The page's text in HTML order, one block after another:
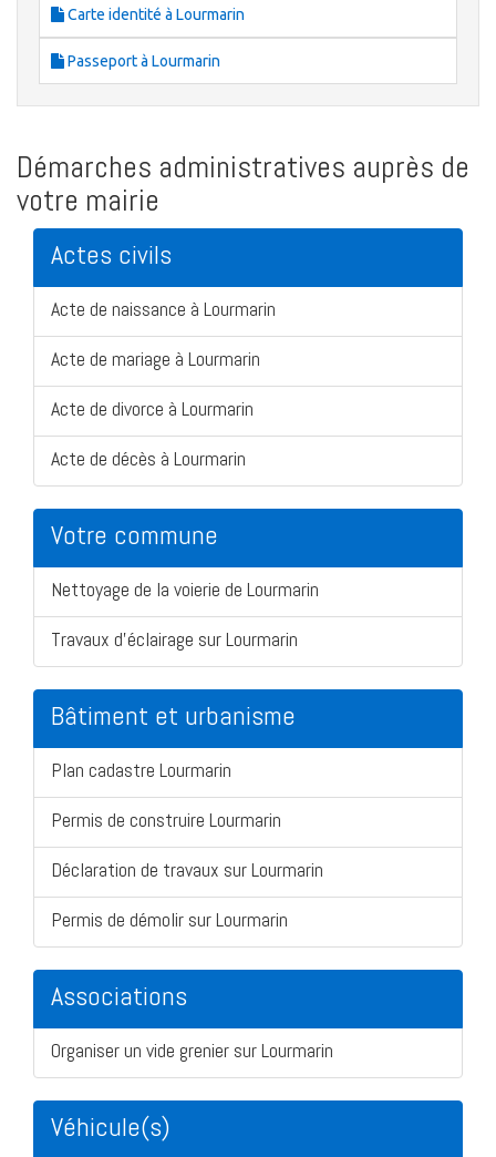
Carte identité à Lourmarin
Passeport à Lourmarin
Démarches administratives auprès de
votre mairie
Actes civils
Acte de naissance à Lourmarin
Acte de mariage à Lourmarin
Acte de divorce à Lourmarin
Acte de décès à Lourmarin
Votre commune
Nettoyage de la voierie de Lourmarin
Travaux d'éclairage sur Lourmarin
Bâtiment et urbanisme
Plan cadastre Lourmarin
Permis de construire Lourmarin
Déclaration de travaux sur Lourmarin
Permis de démolir sur Lourmarin
Associations
Organiser un vide grenier sur Lourmarin
Véhicule(s)